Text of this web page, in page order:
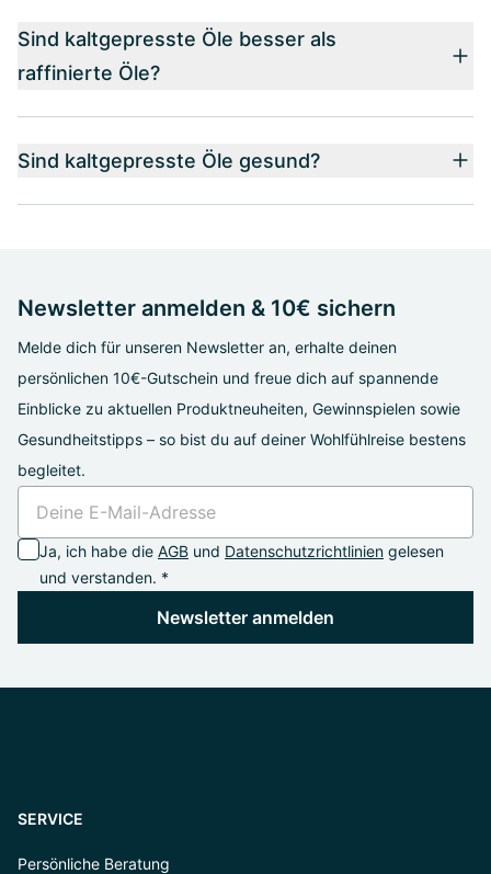
Sind kaltgepresste Öle besser als
raffinierte Öle?
Sind kaltgepresste Öle gesund?
Newsletter anmelden & 10€ sichern
Melde dich für unseren Newsletter an, erhalte deinen
persönlichen 10€-Gutschein und freue dich auf spannende
Einblicke zu aktuellen Produktneuheiten, Gewinnspielen sowie
Gesundheitstipps – so bist du auf deiner Wohlfühlreise bestens
begleitet.
Ja, ich habe die AGB und Datenschutzrichtlinien gelesen
und verstanden. *
Newsletter anmelden
SERVICE
Persönliche Beratung